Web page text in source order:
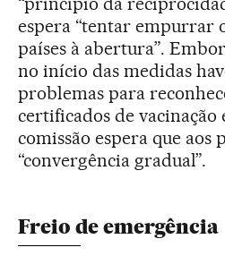
espera “tentar empurrar
países à abertura”.
no início das medidas
problemas para
certificados de vacinação
comissão espera que aos
“convergência gradual”.
Freio de emergência